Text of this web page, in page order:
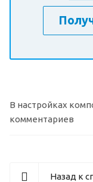
В настройках
комментариев
Назад к